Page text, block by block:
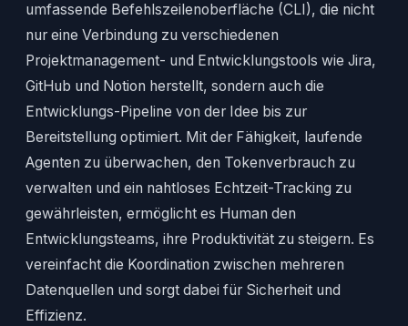
umfassende Befehlszeilenoberfläche (CLI), die nicht
nur eine Verbindung zu verschiedenen
Projektmanagement- und Entwicklungstools wie Jira,
GitHub und Notion herstellt, sondern auch die
Entwicklungs-Pipeline von der Idee bis zur
Bereitstellung optimiert. Mit der Fähigkeit, laufende
Agenten zu überwachen, den Tokenverbrauch zu
verwalten und ein nahtloses Echtzeit-Tracking zu
gewährleisten, ermöglicht es Human den
Entwicklungsteams, ihre Produktivität zu steigern. Es
vereinfacht die Koordination zwischen mehreren
Datenquellen und sorgt dabei für Sicherheit und
Effizienz.